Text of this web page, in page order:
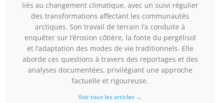
liés au changement climatique, avec un suivi régulier
des transformations affectant les communautés
arctiques. Son travail de terrain l’a conduite à
enquêter sur l’érosion côtière, la fonte du pergélisol
et l’adaptation des modes de vie traditionnels. Elle
aborde ces questions à travers des reportages et des
analyses documentées, privilégiant une approche
factuelle et rigoureuse.
Voir tous les articles →